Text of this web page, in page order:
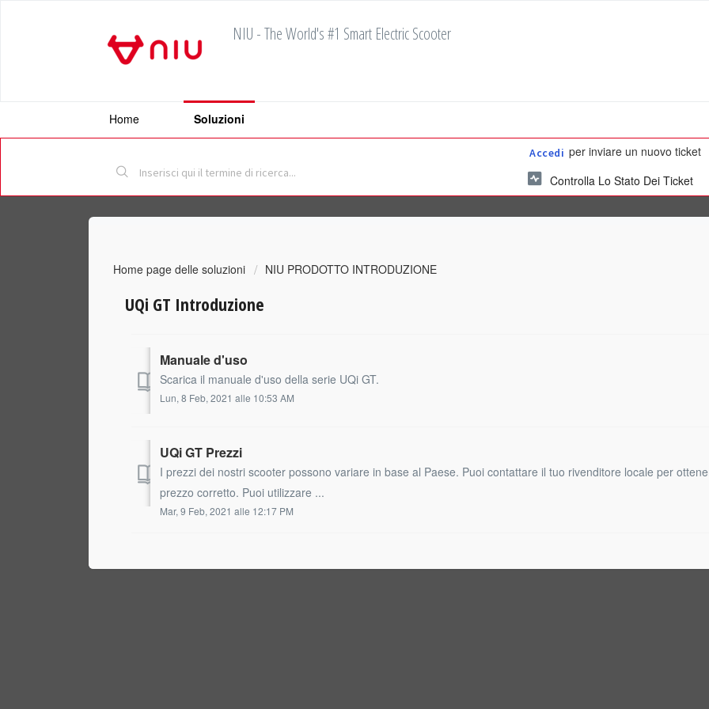
NIU - The World's #1 Smart Electric Scooter
Home Soluzioni
Accedi per inviare un nuovo ticket
Controlla Lo Stato Dei Ticket
Home page delle soluzioni NIU PRODOTTO INTRODUZIONE
UQi GT Introduzione
Manuale d'uso
Scarica il manuale d'uso della serie UQi GT.
Lun, 8 Feb, 2021 alle 10:53 AM
UQi GT Prezzi
I prezzi dei nostri scooter possono variare in base al Paese. Puoi contattare il tuo rivenditore locale per
prezzo corretto. Puoi utilizzare ...
Mar, 9 Feb, 2021 alle 12:17 PM